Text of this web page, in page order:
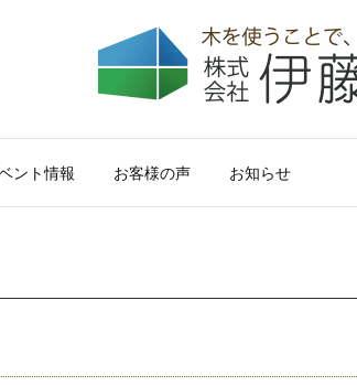
ント情報 お客様の声 お知らせ